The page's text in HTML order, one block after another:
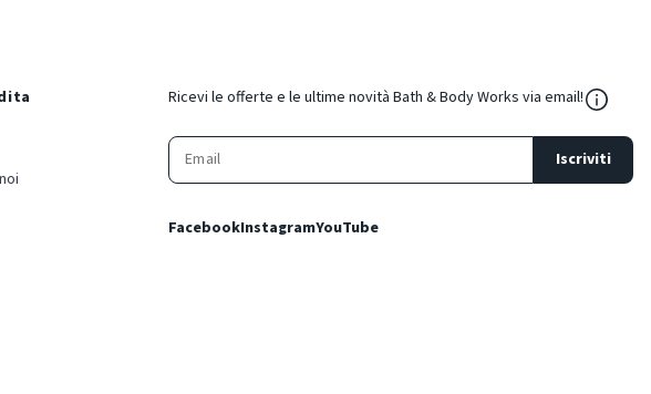
Ricevi le offerte e le ultime novità Bath & Body Works via email!
Iscriviti
FacebookInstagramYouTube